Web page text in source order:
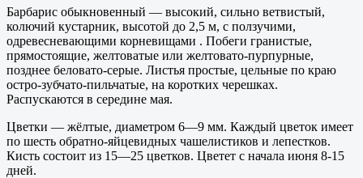
Барбарис обыкновенный — высокий, сильно ветвистый,
колючий кустарник, высотой до 2,5 м, с ползучими,
одревесневающими корневищами . Побеги гранистые,
прямостоящие, желтоватые или желтовато-пурпурные,
позднее беловато-серые. Листья простые, цельные по краю
остро-зубчато-пильчатые, на коротких черешках.
Распускаются в середине мая.
Цветки — жёлтые, диаметром 6—9 мм. Каждый цветок имеет
по шесть обратно-яйцевидных чашелистиков и лепестков.
Кисть состоит из 15—25 цветков. Цветет с начала июня 8-15
дней.